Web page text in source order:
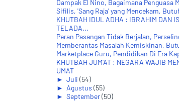
Dampak El Nino, Bagaimana Penguasa
Sifilis, 'Sang Raja' yang Mencekam,
KHUTBAH IDUL ADHA : IBRAHIM DAN
TELADA...
Peran Pasangan Tidak Berjalan,
Memberantas Masalah Kemiskinan,
Marketplace Guru, Pendidikan Di Era
KHUTBAH JUM'AT : NEGARA WAJIB
UMAT
► Juli (54)
► Agustus (55)
► September(50)